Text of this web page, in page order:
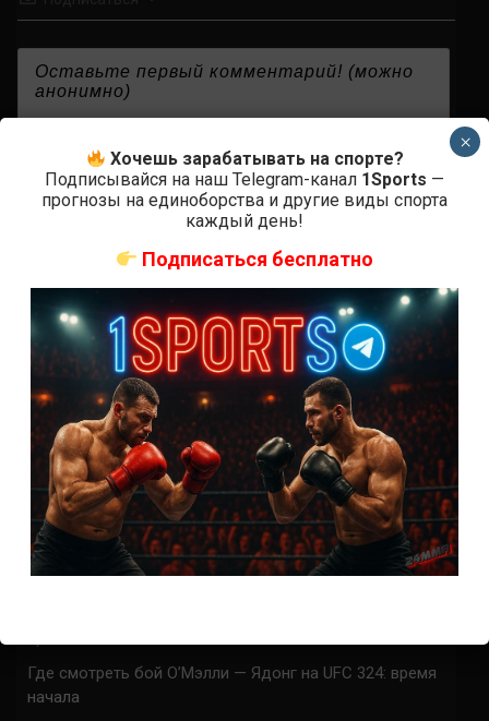
СВЕЖИЕ ЗАПИСИ
ACA 200 прямая трансляция
Марафон боев UFC 325 прямая трансляция
UFC 324 прямая трансляция
Марафон боев UFC 324 прямая трансляция
Где смотреть бой О’Мэлли — Ядонг на UFC 324: время
начала
Хочешь зарабатывать на спорте?
Подписывайся на наш Telegram-канал 1Sports —
прогнозы на единоборства и другие виды спорта
каждый день!
Подписаться бесплатно
×